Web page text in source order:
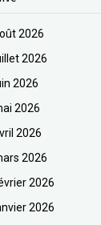
2026
2026
2026
2026
2026
2026
2026
2026